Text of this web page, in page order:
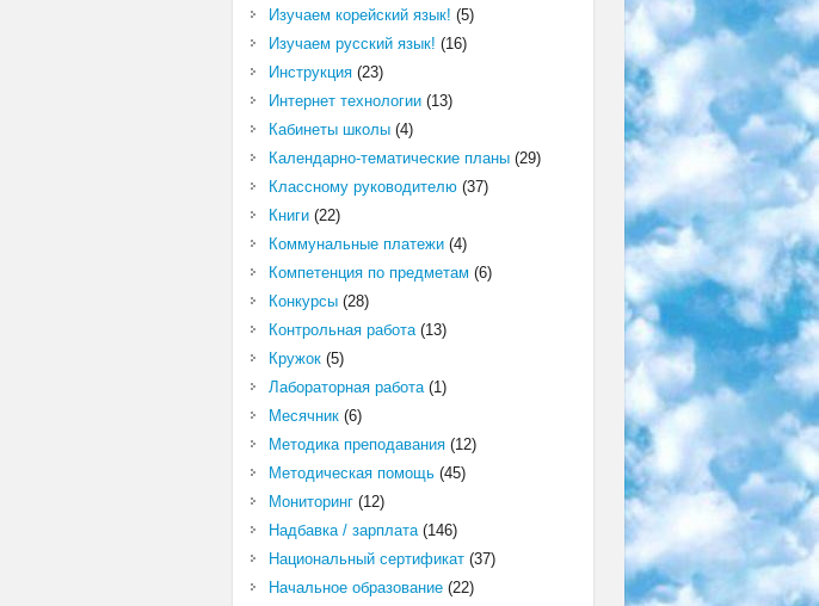
Изучаем корейский язык! (5)
Изучаем русский язык! (16)
Инструкция(23)
Интернет технологии(13)
Кабинеты школы(4)
Календарно-тематические планы(29)
Классному руководителю(37)
Книги(22)
Коммунальные платежи(4)
Компетенция по предметам (6)
Конкурсы(28)
Контрольная работа(13)
Кружок(5)
Лабораторная работа(1)
Месячник(6)
Методика преподавания(12)
Методическая помощь(45)
Мониторинг(12)
Надбавка / зарплата(146)
Национальный сертификат(37)
Начальное образование(22)